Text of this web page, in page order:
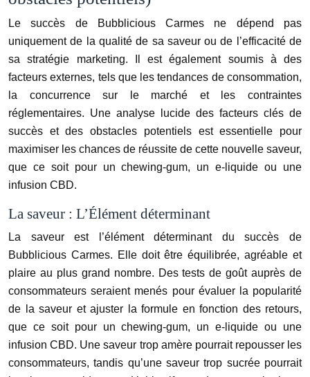
Le succès de Bubblicious Carmes ne dépend pas
uniquement de la qualité de sa saveur ou de l’efficacité de
sa stratégie marketing. Il est également soumis à des
facteurs externes, tels que les tendances de consommation,
la concurrence sur le marché et les contraintes
réglementaires. Une analyse lucide des facteurs clés de
succès et des obstacles potentiels est essentielle pour
maximiser les chances de réussite de cette nouvelle saveur,
que ce soit pour un chewing-gum, un e-liquide ou une
infusion CBD.
La saveur : L’Élément déterminant
La saveur est l’élément déterminant du succès de
Bubblicious Carmes. Elle doit être équilibrée, agréable et
plaire au plus grand nombre. Des tests de goût auprès de
consommateurs seraient menés pour évaluer la popularité
de la saveur et ajuster la formule en fonction des retours,
que ce soit pour un chewing-gum, un e-liquide ou une
infusion CBD. Une saveur trop amère pourrait repousser les
consommateurs, tandis qu’une saveur trop sucrée pourrait